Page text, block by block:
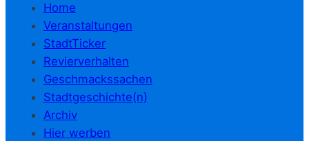
Home
Veranstaltungen
StadtTicker
Revierverhalten
Geschmackssachen
Stadtgeschichte(n)
Archiv
Hier werben